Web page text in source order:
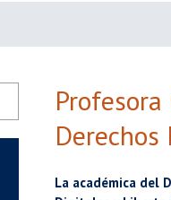
La académica del